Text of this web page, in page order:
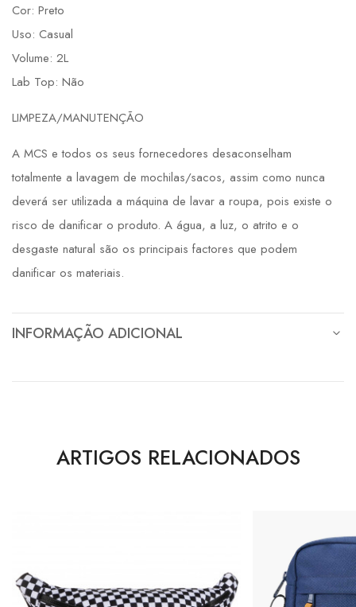
Cor: Preto
Uso: Casual
Volume: 2L
Lab Top: Não
LIMPEZA/MANUTENÇÃO
A MCS e todos os seus fornecedores desaconselham
totalmente a lavagem de mochilas/sacos, assim como nunca
deverá ser utilizada a máquina de lavar a roupa, pois existe o
risco de danificar o produto. A água, a luz, o atrito e o
desgaste natural são os principais factores que podem
danificar os materiais.
INFORMAÇÃO ADICIONAL
ARTIGOS RELACIONADOS